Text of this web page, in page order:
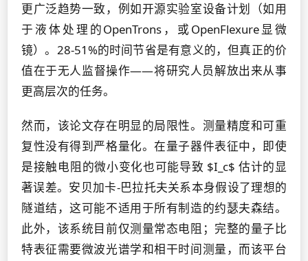
更广泛趋势一致，例如开源实验室设备计划（如用
于液体处理的OpenTrons，或OpenFlexure显微
镜）。28-51%的时间节省是有意义的，但真正的价
值在于无人监督操作——将研究人员解放出来从事
更高层次的任务。
然而，该论文存在明显的局限性。测量精度和可重
复性没有得到严格量化。在量子器件表征中，即使
是接触电阻的微小变化也可能导致 $I_c$ 估计的显
著误差。安贝加卡-巴拉托夫关系本身假设了理想的
隧道结，这可能不适用于所有制造的约瑟夫森结。
此外，该系统目前仅测量常态电阻；完整的量子比
特表征需要微波光谱学和相干时间测量，而该平台